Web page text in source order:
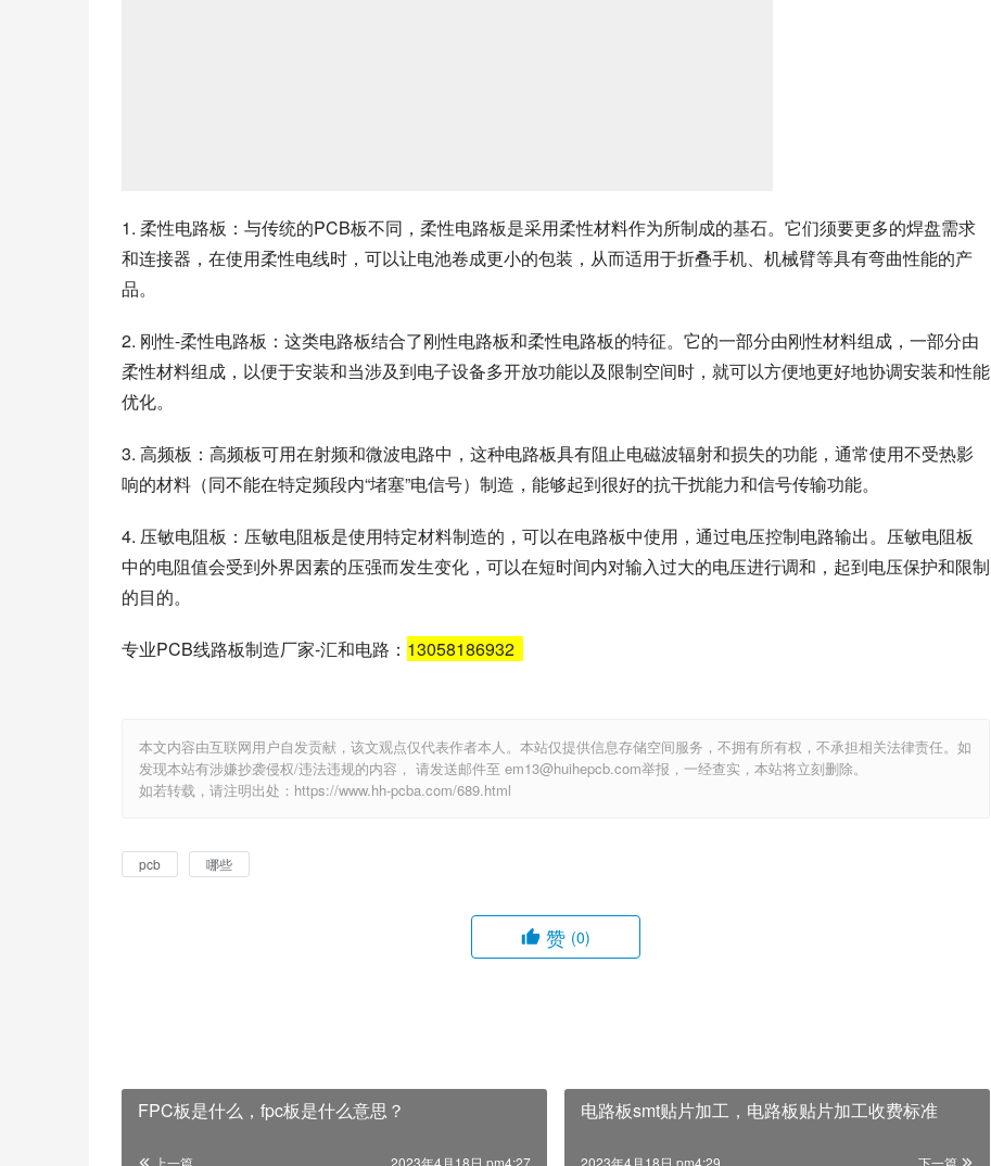
1. 柔性电路板：与传统的PCB板不同，柔性电路板是采用柔性材料作为所制成的基石。它们须要更多的焊盘需求
和连接器，在使用柔性电线时，可以让电池卷成更小的包装，从而适用于折叠手机、机械臂等具有弯曲性能的产
品。
2. 刚性-柔性电路板：这类电路板结合了刚性电路板和柔性电路板的特征。它的一部分由刚性材料组成，一部分由
柔性材料组成，以便于安装和当涉及到电子设备多开放功能以及限制空间时，就可以方便地更好地协调安装和性能
优化。
3. 高频板：高频板可用在射频和微波电路中，这种电路板具有阻止电磁波辐射和损失的功能，通常使用不受热影
响的材料（同不能在特定频段内“堵塞”电信号）制造，能够起到很好的抗干扰能力和信号传输功能。
4. 压敏电阻板：压敏电阻板是使用特定材料制造的，可以在电路板中使用，通过电压控制电路输出。压敏电阻板
中的电阻值会受到外界因素的压强而发生变化，可以在短时间内对输入过大的电压进行调和，起到电压保护和限制
的目的。
专业PCB线路板制造厂家-汇和电路： 13058186932
本文内容由互联网用户自发贡献，该文观点仅代表作者本人。本站仅提供信息存储空间服务，不拥有所有权，不承担相关法律责任。如
发现本站有涉嫌抄袭侵权/违法违规的内容， 请发送邮件至 em13@huihepcb.com举报，一经查实，本站将立刻删除。
如若转载，请注明出处：https://www.hh-pcba.com/689.html
pcb 哪些
赞 (0)
FPC板是什么，fpc板是什么意思？
上一篇 2023年4月18日 pm4:27
电路板smt贴片加工，电路板贴片加工收费标准
下一篇
2023年4月18日 pm4:29